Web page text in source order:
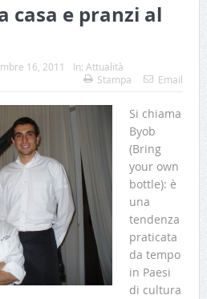
casa e pranzi al
16, 2011 In: Attualità
Stampa Email
Si chiama
Byob
(Bring
your own
bottle): è
una
tendenza
praticata
da tempo
in Paesi
di cultura